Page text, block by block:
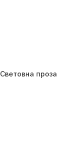
Световна проза